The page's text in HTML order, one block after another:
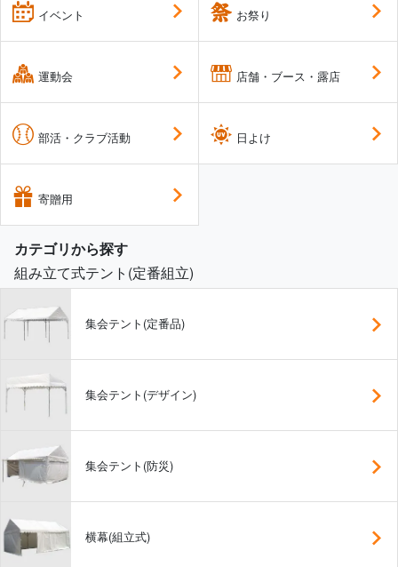
イベント
運動会
部活・クラブ活動
寄贈用
お祭り
店舗・ブース・露店
日よけ
カテゴリから探す
組み立て式テント(定番組立)
集会テント(定番品)
集会テント(デザイン)
集会テント(防災)
横幕(組立式)